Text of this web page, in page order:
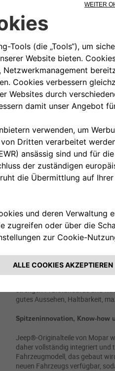
Mit der Verwendung von
Stellantis produziert werden, sind
Verbrauchswerte, Sicherheit und
garantiert. TotalEnergies ist mit
Ländern weltweit tätig und
Motoröle, Funktionsflüssigkeiten
Automobilsektor. Jedes unserer
TotalEnergies-Originalprodukten
den Betriebsanleitungen der Marke
Warum
Nur wer Ihr Fahrzeug
Optimale Automobilleistung​ ​
Die Jeep®-Originalteile von
Fahrzeuge entworfen haben.
Designs eines Jeep®-
strengen Prüfstandards und
gutes Aussehen, Haltbarkeit,
Spitzeninnovation, Know-how
Jeep®-Originalteile von Mopar
daher vollständig integriert und
Fahrzeugmodell, das gebaut
neuen Fahrzeugs verfügbar,